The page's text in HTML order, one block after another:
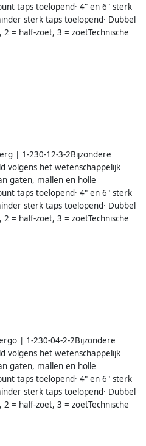
taps toelopend· 4" en 6" sterk
sterk taps toelopend· Dubbel
= half-zoet, 3 = zoetTechnische
| 1-230-12-3-2Bijzondere
volgens het wetenschappelijk
gaten, mallen en holle
taps toelopend· 4" en 6" sterk
sterk taps toelopend· Dubbel
= half-zoet, 3 = zoetTechnische
| 1-230-04-2-2Bijzondere
volgens het wetenschappelijk
gaten, mallen en holle
taps toelopend· 4" en 6" sterk
sterk taps toelopend· Dubbel
= half-zoet, 3 = zoetTechnische